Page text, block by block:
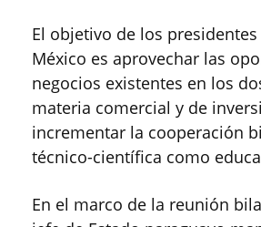
El objetivo de los presidentes
México es aprovechar las
negocios existentes en los
materia comercial y de
incrementar la cooperación
técnico-científica como
En el marco de la reunión